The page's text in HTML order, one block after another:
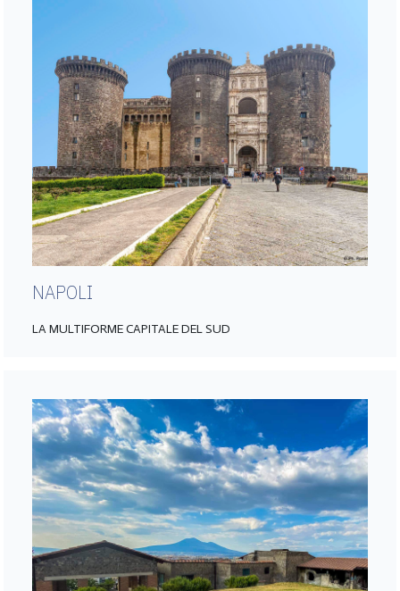
NAPOLI
LA MULTIFORME CAPITALE DEL SUD